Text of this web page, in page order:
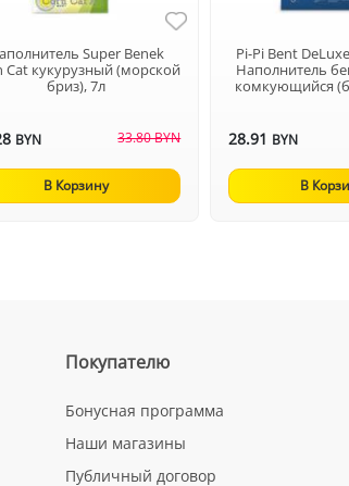
Super Benek
Cat кукурузный (морской
бриз), 7л
BYN 33.80 BYN
В Корзину
Pi-Pi Bent
Наполнитель
комкующийся
28.91 BYN
В
Покупателю
Бонусная программа
Наши магазины
Публичный договор